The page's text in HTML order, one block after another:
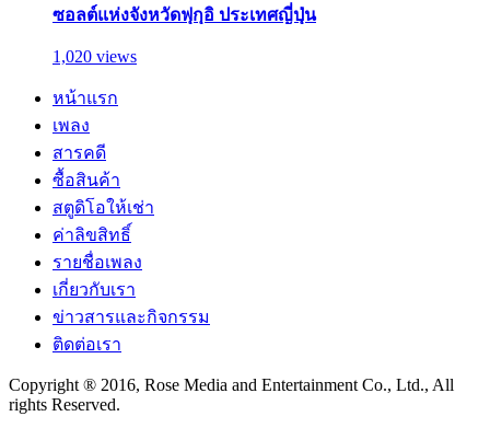
ซอลต์แห่งจังหวัดฟุกุอิ ประเทศญี่ปุ่น
1,020 views
หน้าแรก
เพลง
สารคดี
ซื้อสินค้า
สตูดิโอให้เช่า
ค่าลิขสิทธิ์
รายชื่อเพลง
เกี่ยวกับเรา
ข่าวสารและกิจกรรม
ติดต่อเรา
Copyright ® 2016, Rose Media and Entertainment Co., Ltd., All
rights Reserved.